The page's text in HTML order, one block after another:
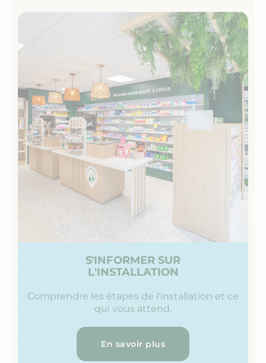
S'INFORMER SUR
L'INSTALLATION
Comprendre les étapes de l'installation et ce
qui vous attend.
En savoir plus